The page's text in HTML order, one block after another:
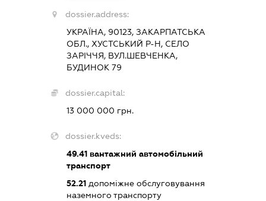
dossier.address:
УКРАЇНА, 90123, ЗАКАРПАТСЬКА
ОБЛ., ХУСТСЬКИЙ Р-Н, СЕЛО
ЗАРІЧЧЯ, ВУЛ.ШЕВЧЕНКА,
БУДИНОК 79
dossier.capital:
13 000 000 грн.
dossier.kveds:
49.41вантажний автомобільний
транспорт
52.21допоміжне обслуговування
наземного транспорту